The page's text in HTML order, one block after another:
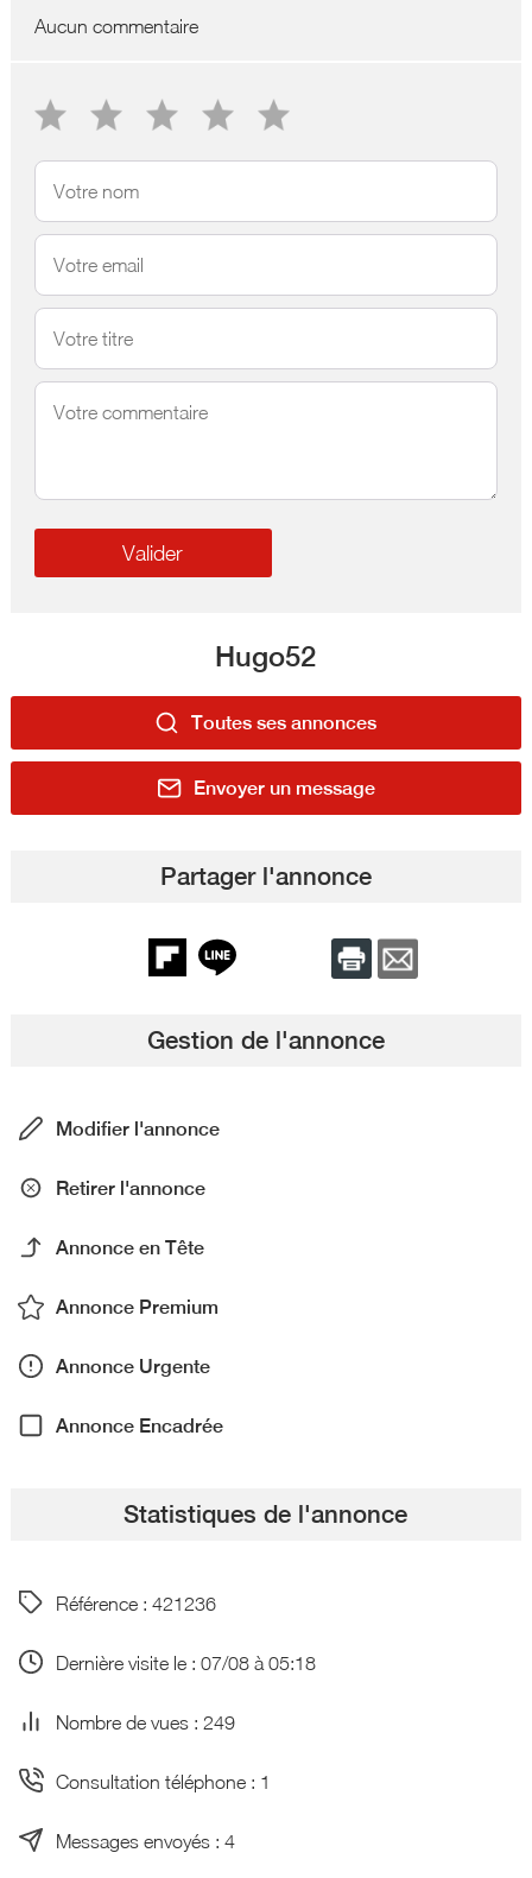
Aucun commentaire
Hugo52
Toutes ses annonces
Envoyer un message
Partager l'annonce
Gestion de l'annonce
Modifier l'annonce
Retirer l'annonce
Annonce en Tête
Annonce Premium
Annonce Urgente
Annonce Encadrée
Statistiques de l'annonce
Référence : 421236
Dernière visite le : 07/08 à 05:18
Nombre de vues : 249
Consultation téléphone : 1
Messages envoyés : 4